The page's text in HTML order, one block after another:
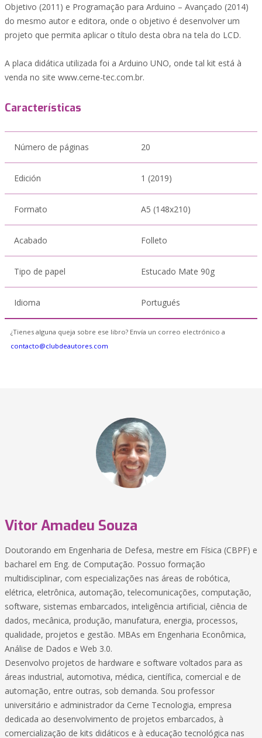
Objetivo (2011) e Programação para Arduino – Avançado (2014)
do mesmo autor e editora, onde o objetivo é desenvolver um
projeto que permita aplicar o título desta obra na tela do LCD.
A placa didática utilizada foi a Arduino UNO, onde tal kit está à
venda no site www.cerne-tec.com.br.
Características
Número de páginas 20
Edición 1 (2019)
Formato A5 (148x210)
Acabado Folleto
Tipo de papel Estucado Mate 90g
Idioma Portugués
¿Tienes alguna queja sobre ese libro? Envía un correo electrónico a
contacto@clubdeautores.com
Vitor Amadeu Souza
Doutorando em Engenharia de Defesa, mestre em Física (CBPF) e
bacharel em Eng. de Computação. Possuo formação
multidisciplinar, com especializações nas áreas de robótica,
elétrica, eletrônica, automação, telecomunicações, computação,
software, sistemas embarcados, inteligência artificial, ciência de
dados, mecânica, produção, manufatura, energia, processos,
qualidade, projetos e gestão. MBAs em Engenharia Econômica,
Análise de Dados e Web 3.0.
Desenvolvo projetos de hardware e software voltados para as
áreas industrial, automotiva, médica, científica, comercial e de
automação, entre outras, sob demanda. Sou professor
universitário e administrador da Cerne Tecnologia, empresa
dedicada ao desenvolvimento de projetos embarcados, à
comercialização de kits didáticos e à educação tecnológica nas